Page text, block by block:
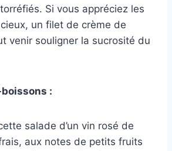
Si vous appréciez les
un filet de crème de
venir souligner la sucrosité du
:
salade d’un vin rosé de
aux notes de petits fruits